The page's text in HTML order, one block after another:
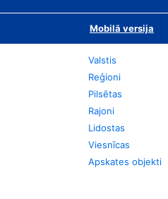
Mobilā versija
Valstis
Reģioni
Pilsētas
Rajoni
Lidostas
Viesnīcas
Apskates objekti